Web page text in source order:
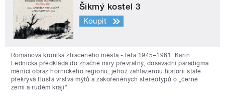
Šikmý kostel 3
Koupit
Románová kronika ztraceného města - léta 1945–1961. Karin
Lednická předkládá do značné míry převratný, dosavadní paradigma
měnící obraz hornického regionu, jehož zahlazenou historii stále
překrývá tlustá vrstva mýtů a zakořeněných stereotypů o „černé
zemi a rudém kraji“.